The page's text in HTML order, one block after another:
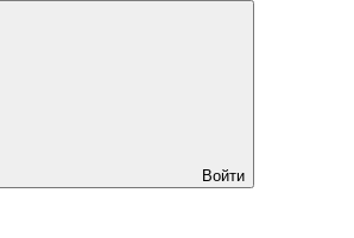
Войти